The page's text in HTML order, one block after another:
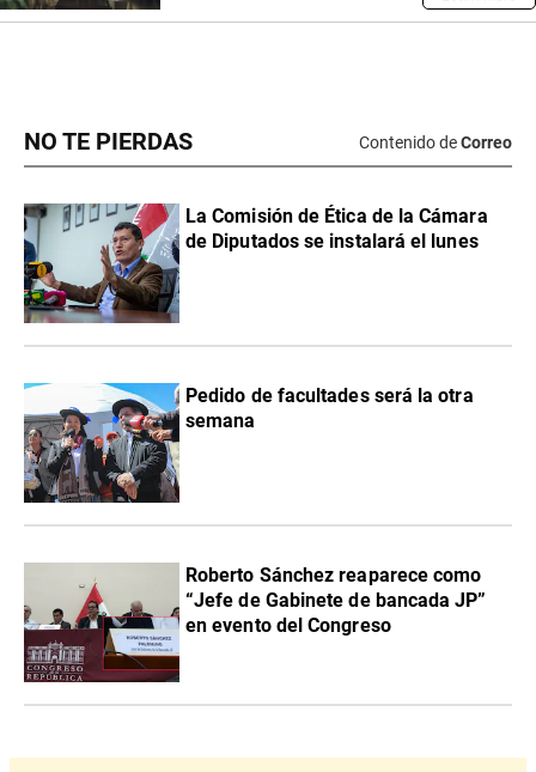
NO TE PIERDAS Contenido deCorreo
La Comisión de Ética de la Cámara
de Diputados se instalará el lunes
Pedido de facultades será la otra
semana
Roberto Sánchez reaparece como
“Jefe de Gabinete de bancada JP”
en evento del Congreso